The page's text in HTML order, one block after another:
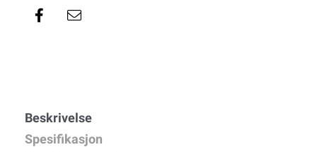
Beskrivelse
Spesifikasjon